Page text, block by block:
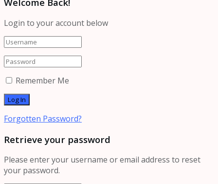
Login to your account below
Remember Me
Forgotten Password?
Retrieve your password
Please enter your username or email address to reset
your password.